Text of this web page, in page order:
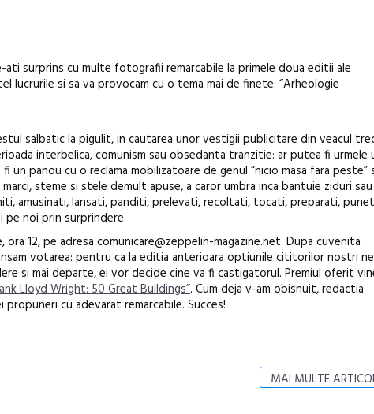
surprins cu multe fotografii remarcabile la primele doua editii ale
lucrurile si sa va provocam cu o tema mai de finete: “Arheologie
salbatic la pigulit, in cautarea unor vestigii publicitare din veacul
interbelica, comunism sau obsedanta tranzitie: ar putea fi urmele
un panou cu o reclama mobilizatoare de genul “nicio masa fara peste”
steme si stele demult apuse, a caror umbra inca bantuie ziduri sau
amusinati, lansati, panditi, prelevati, recoltati, tocati, preparati,
noi prin surprindere.
12, pe adresa comunicare@zeppelin-magazine.net. Dupa cuvenita
votarea: pentru ca la editia anterioara optiunile cititorilor nostri
si mai departe, ei vor decide cine va fi castigatorul. Premiul oferit
Lloyd Wright: 50 Great Buildings”. Cum deja v-am obisnuit, redactia
cu adevarat remarcabile. Succes!
MAI MULTE
de poezie și co-